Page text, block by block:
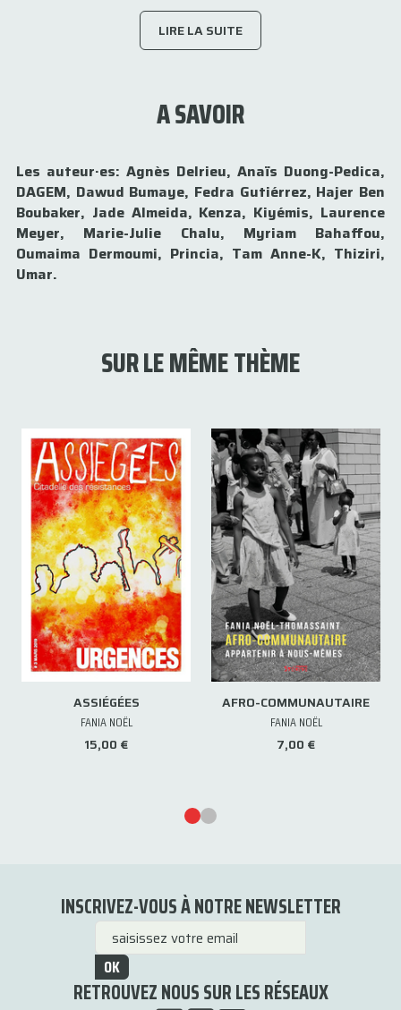
LIRE LA SUITE
A SAVOIR
Les auteur·es: Agnès Delrieu, Anaïs Duong-Pedica,
DAGEM, Dawud Bumaye, Fedra Gutiérrez, Hajer Ben
Boubaker, Jade Almeida, Kenza, Kiyémis, Laurence
Meyer, Marie-Julie Chalu, Myriam Bahaffou,
Oumaima Dermoumi, Princia, Tam Anne-K, Thiziri,
Umar.
SUR LE MÊME THÈME
ASSIÉGÉES
FANIA NOËL
15,00 €
AFRO-COMMUNAUTAIRE
FANIA NOËL
7,00 €
INSCRIVEZ-VOUS À NOTRE NEWSLETTER
OK
RETROUVEZ NOUS SUR LES RÉSEAUX